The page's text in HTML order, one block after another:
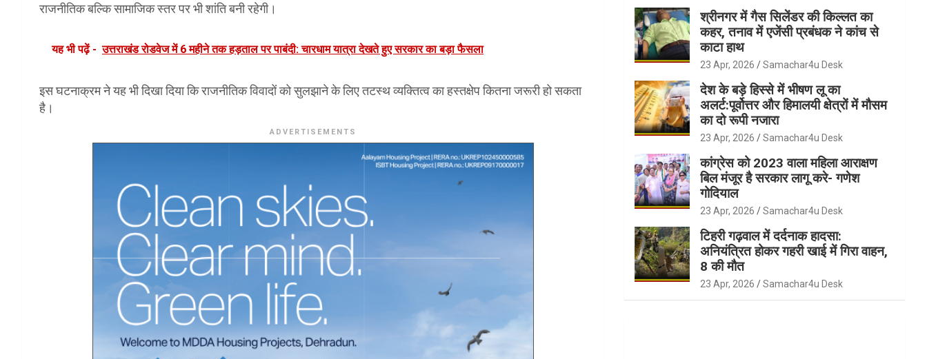
राजनीतिक बल्कि सामाजिक स्तर पर भी शांति बनी रहेगी।
यह भी पढ़ें - उत्तराखंड रोडवेज में 6 महीने तक हड़ताल पर पाबंदी: चारधाम यात्रा देखते हुए सरकार का बड़ा फैसला
इस घटनाक्रम ने यह भी दिखा दिया कि राजनीतिक विवादों को सुलझाने के लिए तटस्थ व्यक्तित्व का हस्तक्षेप कितना जरूरी हो सकता
है।
ADVERTISEMENTS
श्रीनगर में गैस सिलेंडर की किल्लत का
कहर, तनाव में एजेंसी प्रबंधक ने कांच से
काटा हाथ
23 Apr, 2026 Samachar4u Desk
देश के बड़े हिस्से में भीषण लू का
अलर्ट:पूर्वोत्तर और हिमालयी क्षेत्रों में मौसम
का दो रूपी नजारा
23 Apr, 2026 Samachar4u Desk
कांग्रेस को 2023 वाला महिला आराक्षण
बिल मंजूर है सरकार लागू करे- गणेश
गोदियाल
23 Apr, 2026 Samachar4u Desk
टिहरी गढ़वाल में दर्दनाक हादसा:
अनियंत्रित होकर गहरी खाई में गिरा वाहन,
8 की मौत
23 Apr, 2026 Samachar4u Desk